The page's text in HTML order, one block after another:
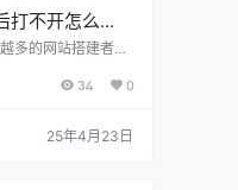
打不开怎么
南
多的网站搭建者开
往也潜藏着各种小
下面将从多个维度
键部署后无法访问
34 0
25年4月23日